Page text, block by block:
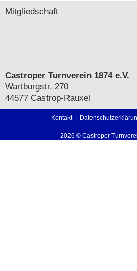
Mitgliedschaft
Castroper Turnverein 1874 e.V.
Wartburgstr. 270
44577 Castrop-Rauxel
Kontakt|
2026 © Castroper